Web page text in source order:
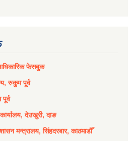
फेसबुक
रुकुम पूर्व
देउखुरी, दाङ
मन्त्रालय, सिंहदरबार, काठमाडौँ